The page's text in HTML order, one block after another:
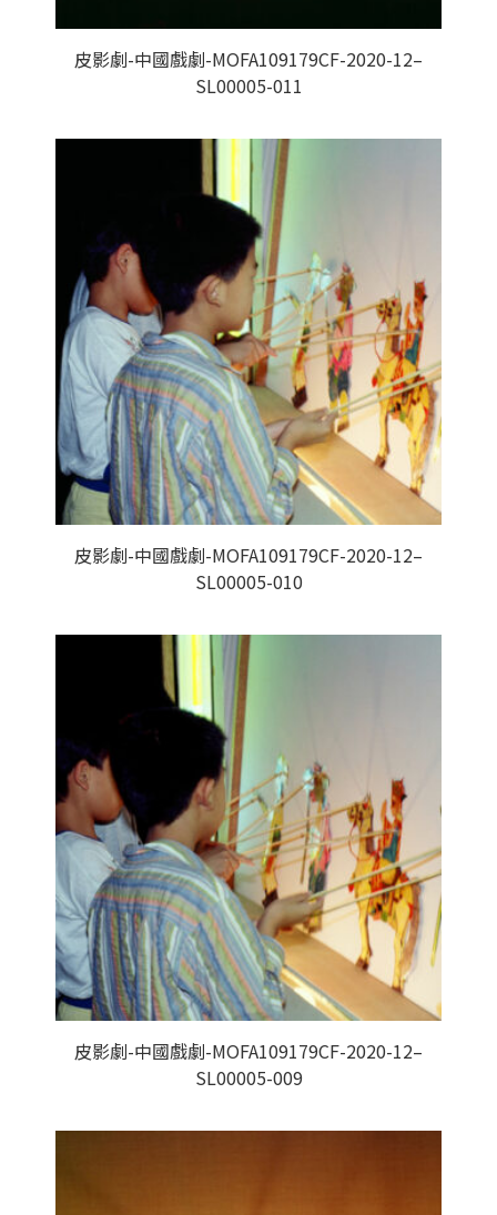
皮影劇-中國戲劇-MOFA109179CF-2020-12–
SL00005-011
皮影劇-中國戲劇-MOFA109179CF-2020-12–
SL00005-010
皮影劇-中國戲劇-MOFA109179CF-2020-12–
SL00005-009